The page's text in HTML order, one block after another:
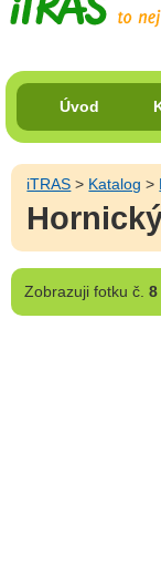
Úvod
iTRAS > Katalog >
Zobrazujifotku č. 8